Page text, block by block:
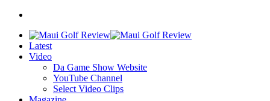
Latest
Video
Da Game Show Website
YouTube Channel
Select Video Clips